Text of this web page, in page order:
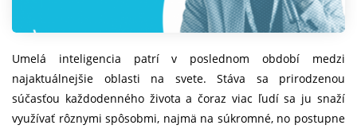
Umelá inteligencia patrí v poslednom období medzi
najaktuálnejšie oblasti na svete. Stáva sa prirodzenou
súčasťou každodenného života a čoraz viac ľudí sa ju snaží
využívať rôznymi spôsobmi, najmä na súkromné, no postupne